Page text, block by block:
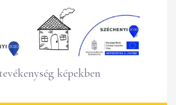
képekben